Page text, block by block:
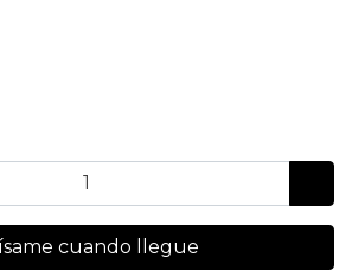
cuando llegue